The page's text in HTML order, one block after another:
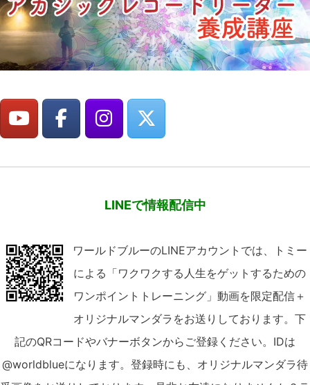
LINEで情報配信中
ワールドブルーのLINEアカウントでは、トミー
による「ワクワクする人生をゲットするための
ワンポイントトレーニング」動画を限定配信＋
オリジナルマンダラをお送りしております。下
記のQRコードやバナーボタンからご登録ください。IDは
@worldblueになります。登録時にも、オリジナルマンダラ待